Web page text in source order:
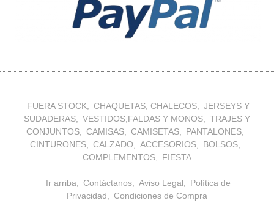
FUERA STOCK CHAQUETAS, CHALECOS
JERSEYS Y
SUDADERAS
VESTIDOS,FALDAS Y MONOS
TRAJES Y
CONJUNTOS
CAMISAS CAMISETAS
PANTALONES
CINTURONES
CALZADO ACCESORIOS
BOLSOS
COMPLEMENTOS
FIESTA
Ir arriba Contáctanos Aviso Legal
Política de
Privacidad
Condiciones de Compra